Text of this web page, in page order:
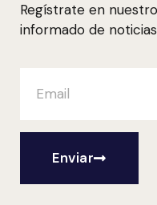
Regístrate en
informado de
Enviar